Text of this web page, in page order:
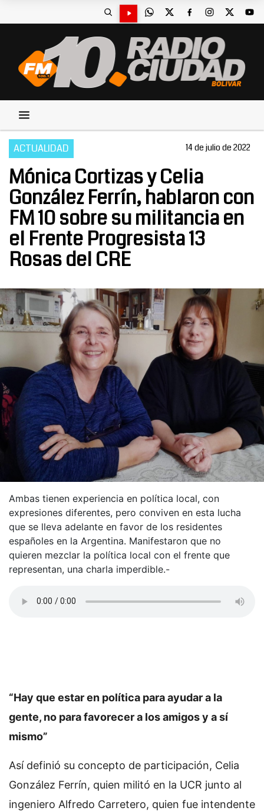
ACTUALIDAD 14 de julio de 2022
Mónica Cortizas y Celia
González Ferrín, hablaron con
FM 10 sobre su militancia en
el Frente Progresista 13
Rosas del CRE
Ambas tienen experiencia en política local, con
expresiones diferentes, pero conviven en esta lucha
que se lleva adelante en favor de los residentes
españoles en la Argentina. Manifestaron que no
quieren mezclar la política local con el frente que
representan, una charla imperdible.-
“Hay que estar en política para ayudar a la
gente, no para favorecer a los amigos y a sí
mismo”
Así definió su concepto de participación, Celia
González Ferrín, quien militó en la UCR junto al
ingeniero Alfredo Carretero, quien fue intendente